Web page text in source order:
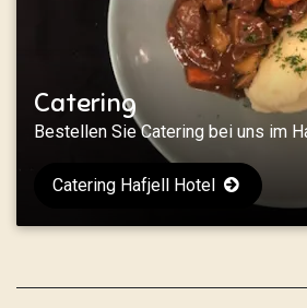
Catering
Bestellen Sie Catering bei uns im
Catering Hafjell Hotel